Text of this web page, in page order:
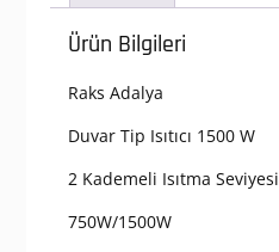
Ürün Bilgileri
Raks Adalya
Duvar Tip Isıtıcı 1500 W
2 Kademeli Isıtma Seviyesi
750W/1500W